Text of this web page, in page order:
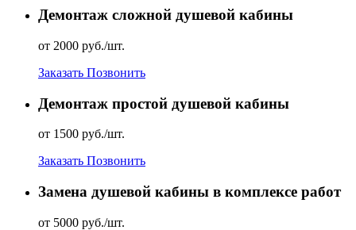
Демонтаж сложной душевой кабины
от 2000 руб./шт.
Заказать Позвонить
Демонтаж простой душевой кабины
от 1500 руб./шт.
Заказать Позвонить
Замена душевой кабины в комплексе работ
от 5000 руб./шт.